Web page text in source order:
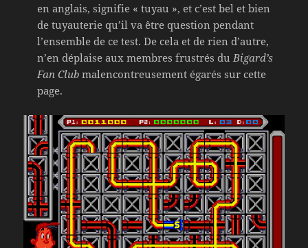
en anglais, signifie « tuyau », et c’est bel et bien
de tuyauterie qu’il va être question pendant
l’ensemble de ce test. De cela et de rien d’autre,
n’en déplaise aux membres frustrés du Bigard’s
Fan Club malencontreusement égarés sur cette
page.